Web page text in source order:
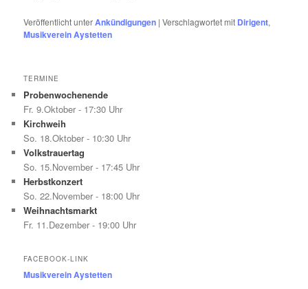
Veröffentlicht unterAnkündigungen |Verschlagwortet mit Dirigent,
Musikverein Aystetten
TERMINE
Probenwochenende
Fr. 9.Oktober - 17:30 Uhr
Kirchweih
So. 18.Oktober - 10:30 Uhr
Volkstrauertag
So. 15.November - 17:45 Uhr
Herbstkonzert
So. 22.November - 18:00 Uhr
Weihnachtsmarkt
Fr. 11.Dezember - 19:00 Uhr
FACEBOOK-LINK
Musikverein Aystetten